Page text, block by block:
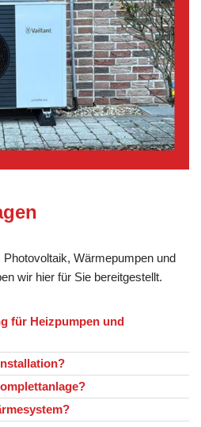
Wärmepumpen und
wir hier für Sie bereitgestellt.
für Heizpumpen und